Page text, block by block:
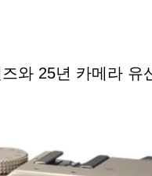
와 25년 카메라 유